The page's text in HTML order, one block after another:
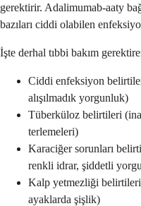
gerektirir. Adalimumab-aaty
bazıları ciddi olabilen
İşte derhal tıbbi bakım
Ciddi enfeksiyon
alışılmadık yorgunluk)
Tüberküloz belirtileri
terlemeleri)
Karaciğer sorunları
renkli idrar, şiddetli
Kalp yetmezliği belirtileri
ayaklarda şişlik)